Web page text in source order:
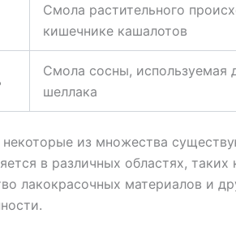
Смола растительного
кишечнике кашалотов
Смола сосны, используемая
шеллака
некоторые из множества
в различных областях,
лакокрасочных материалов и